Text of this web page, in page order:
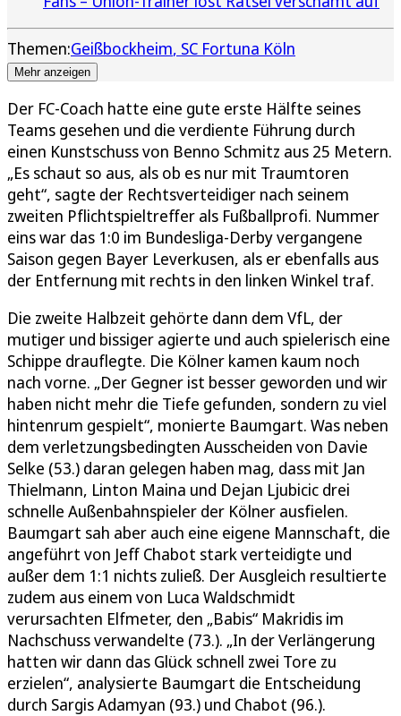
Themen:Geißbockheim SC Fortuna Köln
Mehr anzeigen
Der FC-Coach hatte eine gute erste Hälfte seines
Teams gesehen und die verdiente Führung durch
einen Kunstschuss von Benno Schmitz aus 25 Metern.
„Es schaut so aus, als ob es nur mit Traumtoren
geht“, sagte der Rechtsverteidiger nach seinem
zweiten Pflichtspieltreffer als Fußballprofi. Nummer
eins war das 1:0 im Bundesliga-Derby vergangene
Saison gegen Bayer Leverkusen, als er ebenfalls aus
der Entfernung mit rechts in den linken Winkel traf.
Die zweite Halbzeit gehörte dann dem VfL, der
mutiger und bissiger agierte und auch spielerisch eine
Schippe drauflegte. Die Kölner kamen kaum noch
nach vorne. „Der Gegner ist besser geworden und wir
haben nicht mehr die Tiefe gefunden, sondern zu viel
hintenrum gespielt“, monierte Baumgart. Was neben
dem verletzungsbedingten Ausscheiden von Davie
Selke (53.) daran gelegen haben mag, dass mit Jan
Thielmann, Linton Maina und Dejan Ljubicic drei
schnelle Außenbahnspieler der Kölner ausfielen.
Baumgart sah aber auch eine eigene Mannschaft, die
angeführt von Jeff Chabot stark verteidigte und
außer dem 1:1 nichts zuließ. Der Ausgleich resultierte
zudem aus einem von Luca Waldschmidt
verursachten Elfmeter, den „Babis“ Makridis im
Nachschuss verwandelte (73.). „In der Verlängerung
hatten wir dann das Glück schnell zwei Tore zu
erzielen“, analysierte Baumgart die Entscheidung
durch Sargis Adamyan (93.) und Chabot (96.).